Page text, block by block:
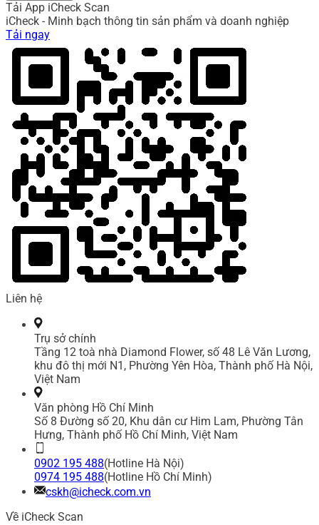
Tải App iCheck Scan
iCheck - Minh bạch thông tin sản phẩm và doanh nghiệp
Tải ngay
Liên hệ
Trụ sở chính
Tầng 12 toà nhà Diamond Flower, số 48 Lê Văn Lương,
khu đô thị mới N1, Phường Yên Hòa, Thành phố Hà Nội,
Việt Nam
Văn phòng Hồ Chí Minh
Số 8 Đường số 20, Khu dân cư Him Lam, Phường Tân
Hưng, Thành phố Hồ Chí Minh, Việt Nam
0902 195 488(Hotline Hà Nội)
0974 195 488(Hotline Hồ Chí Minh)
cskh@icheck.com.vn
Về iCheck Scan